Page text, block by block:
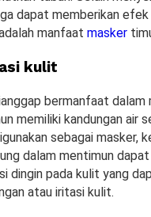
dapat memberikan
manfaat masker
kulit
bermanfaat dalam
memiliki kandungan air
sebagai masker,
dalam mentimun dapat
dingin pada kulit yang
atau iritasi kulit.